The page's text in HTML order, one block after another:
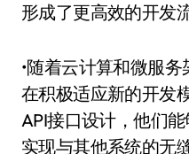
形成了更高效的开发流
•随着云计算和微服
在积极适应新的开发
API接口设计，他们
实现与其他系统的无